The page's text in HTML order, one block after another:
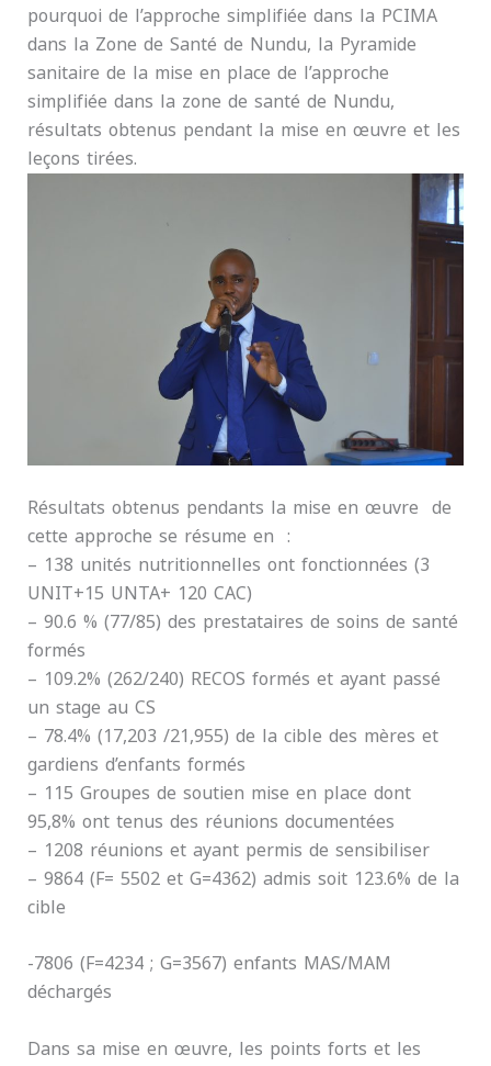
pourquoi de l’approche simplifiée dans la PCIMA
dans la Zone de Santé de Nundu, la Pyramide
sanitaire de la mise en place de l’approche
simplifiée dans la zone de santé de Nundu,
résultats obtenus pendant la mise en œuvre et les
leçons tirées.
Résultats obtenus pendants la mise en œuvre de
cette approche se résume en :
– 138 unités nutritionnelles ont fonctionnées (3
UNIT+15 UNTA+ 120 CAC)
– 90.6 % (77/85) des prestataires de soins de santé
formés
– 109.2% (262/240) RECOS formés et ayant passé
un stage au CS
– 78.4% (17,203 /21,955) de la cible des mères et
gardiens d’enfants formés
– 115 Groupes de soutien mise en place dont
95,8% ont tenus des réunions documentées
– 1208 réunions et ayant permis de sensibiliser
– 9864 (F= 5502 et G=4362) admis soit 123.6% de la
cible
-7806 (F=4234 ; G=3567) enfants MAS/MAM
déchargés
Dans sa mise en œuvre, les points forts et les